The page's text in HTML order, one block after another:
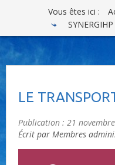
Vous êtes ici :
LE
Publication : 21
Écrit par Membres